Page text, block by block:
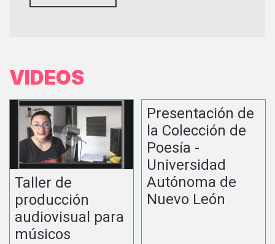
VIDEOS
Taller de
producción
audiovisual para
músicos
Presentación de
la Colección de
Poesía -
Universidad
Autónoma de
Nuevo León